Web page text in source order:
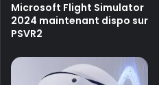
Microsoft Flight Simulator
2024 maintenant dispo sur
PSVR2